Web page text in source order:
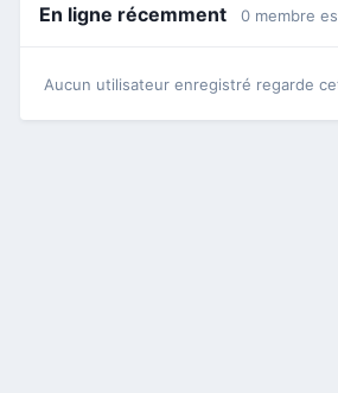
En ligne récemment 0 membre
Aucun utilisateur enregistré regarde